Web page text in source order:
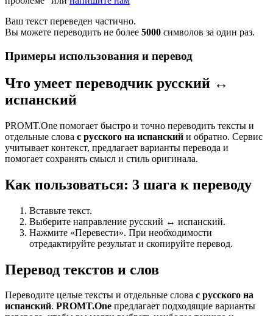
Ваш текст переведен частично.
Вы можете переводить не более 5000 символов за один раз.
Примеры использования и перевод
Что умеет переводчик русский ↔
испанский
PROMT.One помогает быстро и точно переводить тексты и
отдельные слова с русского на испанский и обратно. Сервис
учитывает контекст, предлагает варианты перевода и
помогает сохранять смысл и стиль оригинала.
Как пользоваться: 3 шага к переводу
Вставьте текст.
Выберите направление русский ↔ испанский.
Нажмите «Перевести». При необходимости
отредактируйте результат и скопируйте перевод.
Перевод текстов и слов
Переводите целые тексты и отдельные слова с русского на
испанский. PROMT.One предлагает подходящие варианты